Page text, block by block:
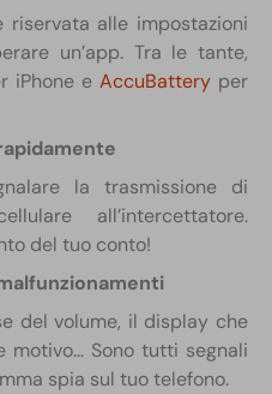
riservata alle impostazioni
un’app. Tra le tante,
iPhone e AccuBattery per
la trasmissione di
all’intercettatore.
del tuo conto!
del volume, il display che
motivo… Sono tutti segnali
spia sul tuo telefono.